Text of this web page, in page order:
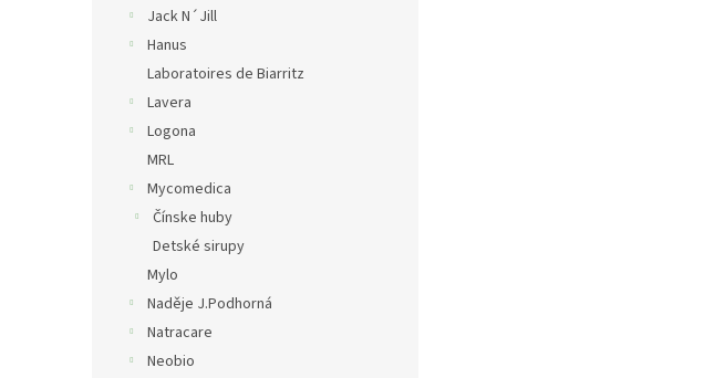
Jack N´Jill
Hanus
Laboratoires de Biarritz
Lavera
Logona
MRL
Mycomedica
Čínske huby
Detské sirupy
Mylo
Naděje J.Podhorná
Natracare
Neobio